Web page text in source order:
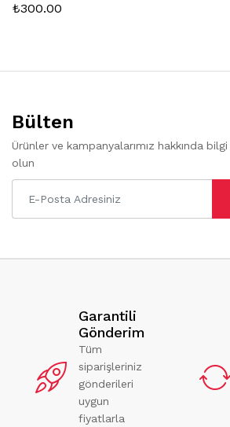
₺300.00
Bülten
Ürünler ve kampanyalarımız hakkında
olun
Garantili
Gönderim
Tüm
siparişleriniz
gönderileri
uygun
fiyatlarla